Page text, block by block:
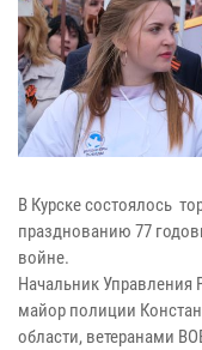
В Курске состоялось
празднованию 77
войне.
Начальник Управления
майор полиции
области, ветеранами